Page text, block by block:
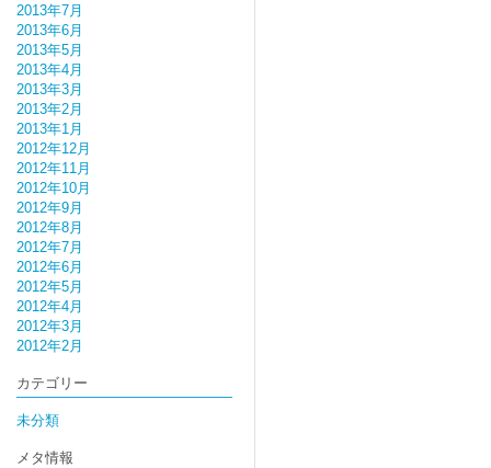
2013年7月
2013年6月
2013年5月
2013年4月
2013年3月
2013年2月
2013年1月
2012年12月
2012年11月
2012年10月
2012年9月
2012年8月
2012年7月
2012年6月
2012年5月
2012年4月
2012年3月
2012年2月
カテゴリー
未分類
メタ情報